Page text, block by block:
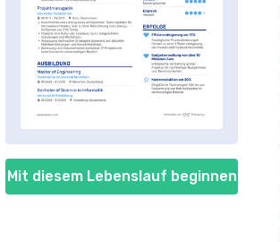
Mit diesem Lebenslauf beginnen